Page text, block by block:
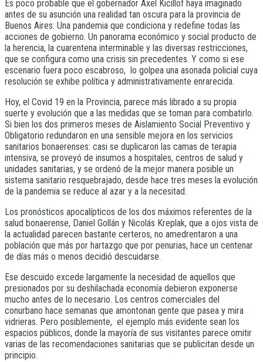
Es poco probable que el gobernador Axel Kicillof haya imaginado
antes de su asunción una realidad tan oscura para la provincia de
Buenos Aires: Una pandemia que condiciona y redefine todas las
acciones de gobierno. Un panorama económico y social producto de
la herencia, la cuarentena interminable y las diversas restricciones,
que se configura como una crisis sin precedentes. Y como si ese
escenario fuera poco escabroso, lo golpea una asonada policial cuya
resolución se exhibe política y administrativamente enrarecida.
Hoy, el Covid 19 en la Provincia, parece más librado a su propia
suerte y evolución que a las medidas que se toman para combatirlo.
Si bien los dos primeros meses de Aislamiento Social Preventivo y
Obligatorio redundaron en una sensible mejora en los servicios
sanitarios bonaerenses: casi se duplicaron las camas de terapia
intensiva, se proveyó de insumos a hospitales, centros de salud y
unidades sanitarias, y se ordenó de la mejor manera posible un
sistema sanitario resquebrajado, desde hace tres meses la evolución
de la pandemia se reduce al azar y a la necesitad.
Los pronósticos apocalípticos de los dos máximos referentes de la
salud bonaerense, Daniel Gollán y Nicolás Kreplak, que a ojos vista de
la actualidad parecen bastante certeros, no amedrentaron a una
población que más por hartazgo que por penurias, hace un centenar
de días más o menos decidió descuidarse.
Ese descuido excede largamente la necesidad de aquellos que
presionados por su deshilachada economía debieron exponerse
mucho antes de lo necesario. Los centros comerciales del
conurbano hace semanas que amontonan gente que pasea y mira
vidrieras. Pero posiblemente, el ejemplo más evidente sean los
espacios públicos, donde la mayoría de sus visitantes parece omitir
varias de las recomendaciones sanitarias que se publicitan desde un
principio.